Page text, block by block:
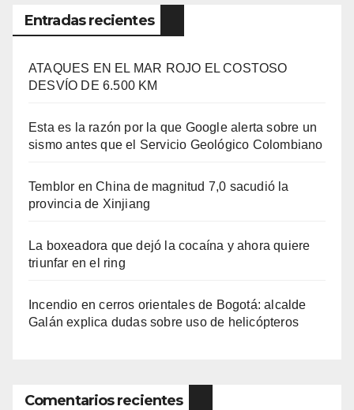
Entradas recientes
ATAQUES EN EL MAR ROJO EL COSTOSO
DESVÍO DE 6.500 KM
Esta es la razón por la que Google alerta sobre un
sismo antes que el Servicio Geológico Colombiano
Temblor en China de magnitud 7,0 sacudió la
provincia de Xinjiang
La boxeadora que dejó la cocaína y ahora quiere
triunfar en el ring​
Incendio en cerros orientales de Bogotá: alcalde
Galán explica dudas sobre uso de helicópteros
Comentarios recientes